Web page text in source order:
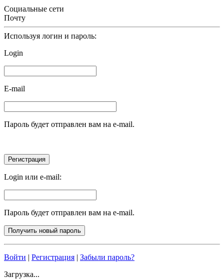
Социальные сети
Почту
Используя логин и пароль:
Login
E-mail
Пароль будет отправлен вам на e-mail.
Login или e-mail:
Пароль будет отправлен вам на e-mail.
Войти | Регистрация | Забыли пароль?
Загрузка...